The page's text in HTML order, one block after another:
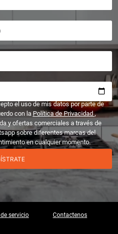
el uso de mis datos por parte de
con la Política de Privacidad,
y ofertas comerciales a través de
sobre diferentes marcas del
en cualquier momento.
servicio Contactenos